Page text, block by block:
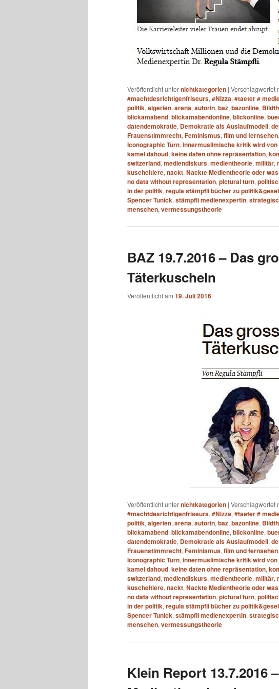
Veröffentlicht unternichtkategorien | Verschlagwortet
#machtdesrichtigenfriseurs, #Nizza, #taeter #
politik, algerien, arena, autorin, baz, bazonline,
blickamabend, blickamabendonline, blickonline,
datendemokratie, Demokratie als Auslaufmodell,
Frauenstimmrecht, Feminismus, film und fernsehen,
Iconographic Turn, innermuslimische kritik wird
kamel dahoud, keine daten ohne repräsentation,
switzerland, mediendiskurs, medientheorie, militär,
kuscheltiere, nackt, Nackte Medientheorie oder
no data without representation, pictural turn,
in der politik, regula stämpfli bücher zu
Spencer Tunick, stämpfli medienexpertin,
menschen, vermessungstheorie
BAZ 19.7.2016 – Das
Täterkuscheln
Veröffentlicht am 19. Juli 2016
Veröffentlicht unternichtkategorien | Verschlagwortet
#machtdesrichtigenfriseurs, #Nizza, #taeter #
politik, algerien, arena, autorin, baz, bazonline,
blickamabend, blickamabendonline, blickonline,
datendemokratie, Demokratie als Auslaufmodell,
Frauenstimmrecht, Feminismus, film und fernsehen,
Iconographic Turn, innermuslimische kritik wird
kamel dahoud, keine daten ohne repräsentation,
switzerland, mediendiskurs, medientheorie, militär,
kuscheltiere, nackt, Nackte Medientheorie oder
no data without representation, pictural turn,
in der politik, regula stämpfli bücher zu
Spencer Tunick, stämpfli medienexpertin,
menschen, vermessungstheorie
Klein Report 13.7.2016